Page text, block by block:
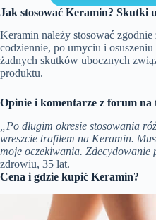
Jak stosować Keramin? Skutki
Keramin należy stosować
codziennie, po umyciu i
żadnych skutków ubocznych
produktu.
Opinie i komentarze z forum na
„Po długim okresie stosowania
wreszcie trafiłem na Keramin.
moje oczekiwania. Zdecydowanie
zdrowiu, 35 lat.
Cena i gdzie kupić Keramin?